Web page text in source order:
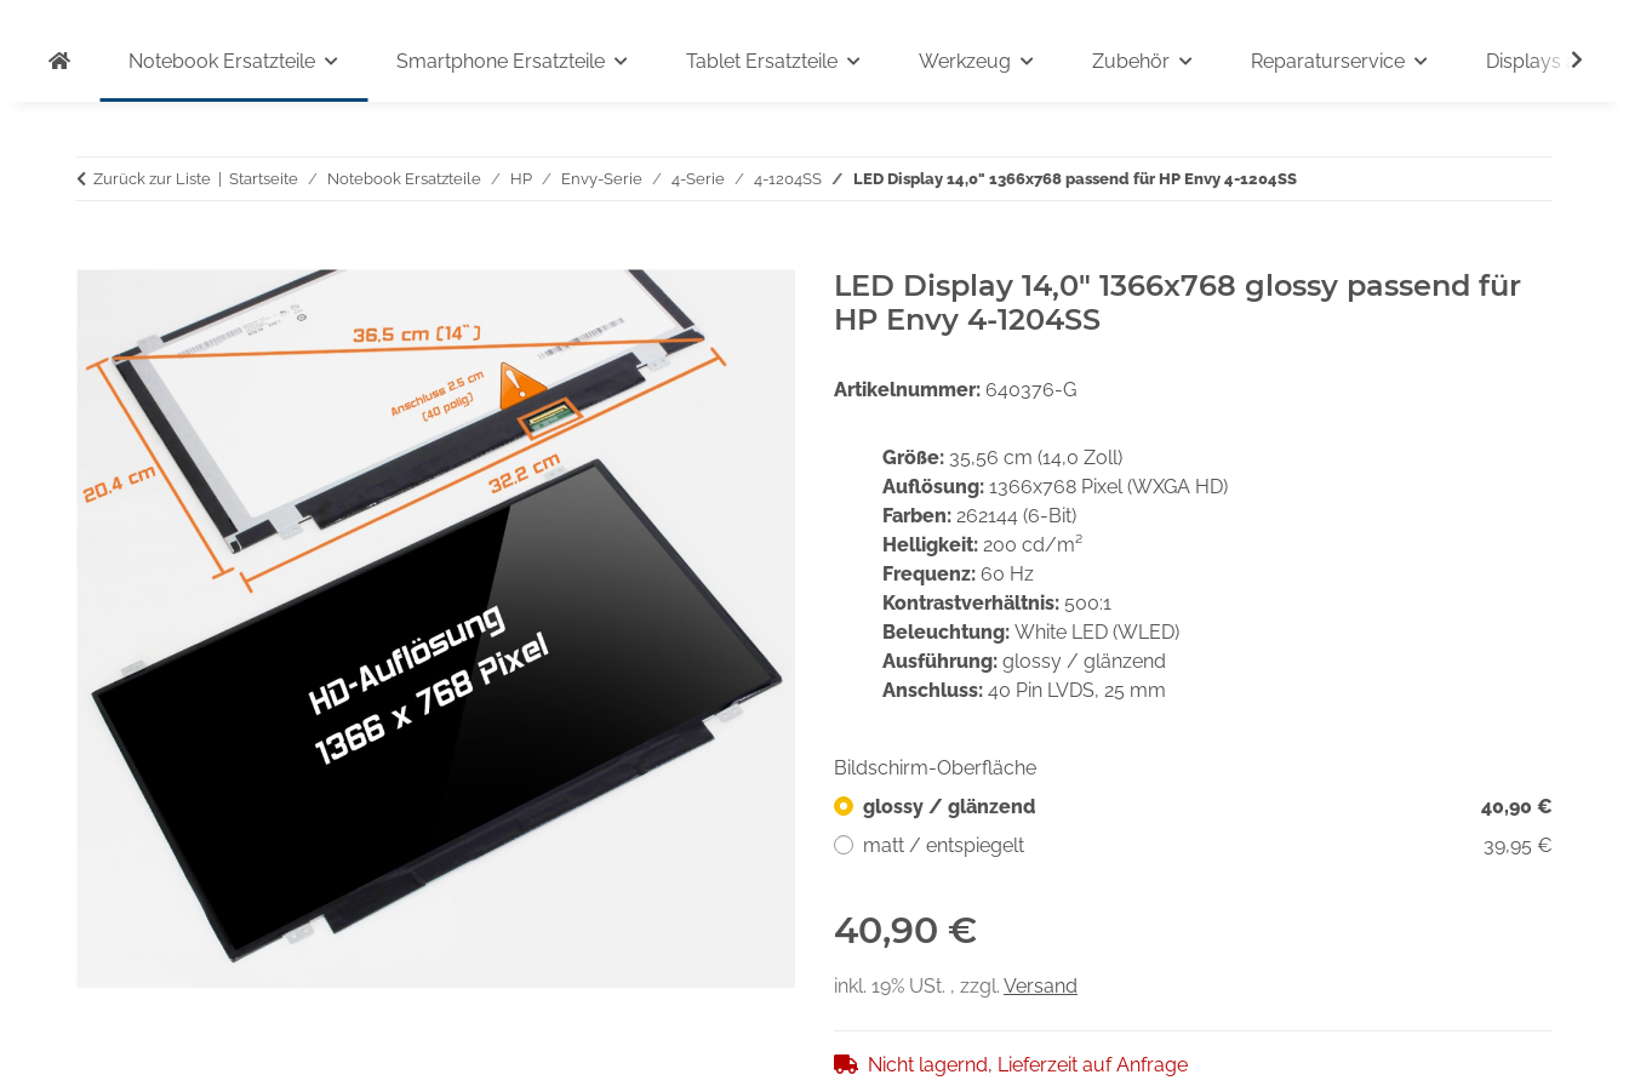
Notebook Ersatzteile Smartphone Ersatzteile Tablet Ersatzteile Werkzeug Zubehör Reparaturservice Displays auf
Zurück zur Liste Startseite Notebook Ersatzteile HP Envy-Serie 4-Serie 4-1204SS LED Display 14,0" 1366x768 passend für HP Envy 4-1204SS
LED Display 14,0" 1366x768 glossy passend für
HP Envy 4-1204SS
Artikelnummer: 640376-G
Größe: 35,56 cm (14,0 Zoll)
Auflösung: 1366x768 Pixel (WXGA HD)
Farben: 262144 (6-Bit)
Helligkeit: 200 cd/m²
Frequenz: 60 Hz
Kontrastverhältnis: 500:1
Beleuchtung: White LED (WLED)
Ausführung: glossy / glänzend
Anschluss: 40 Pin LVDS, 25 mm
Bildschirm-Oberfläche
glossy / glänzend
40,90 €
matt / entspiegelt
39,95 €
40,90 €
inkl. 19% USt. , zzgl. Versand
Nicht lagernd, Lieferzeit auf Anfrage